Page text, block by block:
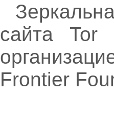
сайта Tor
Frontier